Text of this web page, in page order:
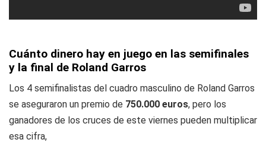
Cuánto dinero hay en juego en las semifinales
y la final de Roland Garros
Los 4 semifinalistas del cuadro masculino de Roland Garros
se aseguraron un premio de 750.000 euros, pero los
ganadores de los cruces de este viernes pueden multiplicar
esa cifra,